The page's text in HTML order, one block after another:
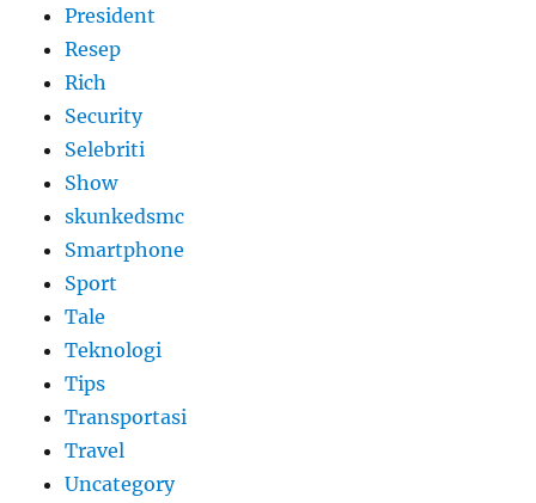
President
Resep
Rich
Security
Selebriti
Show
skunkedsmc
Smartphone
Sport
Tale
Teknologi
Tips
Transportasi
Travel
Uncategory